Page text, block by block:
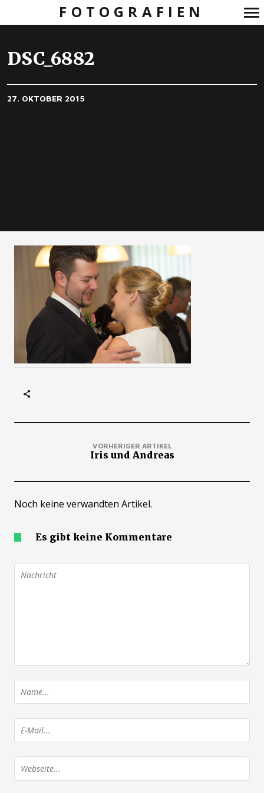
FOTOGRAFIEN
DSC_6882
27. OKTOBER 2015
VORHERIGER ARTIKEL
Iris und Andreas
Noch keine verwandten Artikel.
Es gibt keine Kommentare